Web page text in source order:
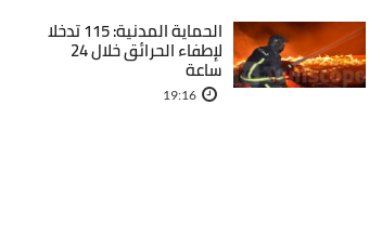
الحماية المدنية: 115 تدخلا
لإطفاء الحرائق خلال 24
ساعة
19:16